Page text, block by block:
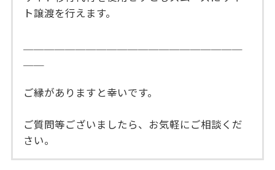
ト譲渡を行えます。
ご縁がありますと幸いです。
ご質問等ございましたら、お気軽にご相談くだ
さい。